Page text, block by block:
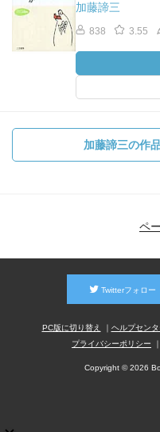
加藤諦三
838 3.55
加藤諦三の作
ペ
Twitterフォロー
PC版に切り替え ヘルプセンタ
プライバシーポリシー
Copyright © 2026